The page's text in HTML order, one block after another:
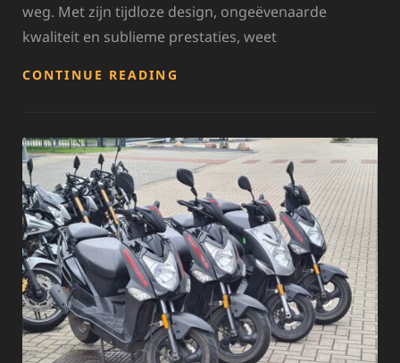
weg. Met zijn tijdloze design, ongeëvenaarde
kwaliteit en sublieme prestaties, weet
CONTINUE READING
VAN
DE
VESPA
SPRINT
GRIJS